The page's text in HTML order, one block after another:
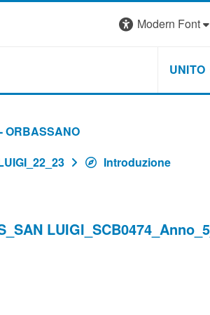
Modern Font
UNITO
ORBASSANO
Introduzione